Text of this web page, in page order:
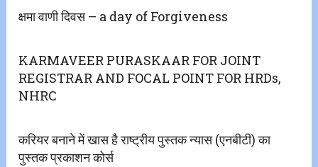
क्षमा वाणी दिवस – a day of Forgiveness
KARMAVEER PURASKAAR FOR JOINT
REGISTRAR AND FOCAL POINT FOR HRDs,
NHRC
करियर बनाने में खास है राष्ट्रीय पुस्तक न्यास (एनबीटी) का
पुस्तक प्रकाशन कोर्स